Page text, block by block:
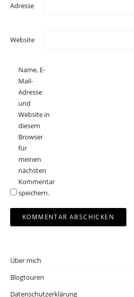
Adresse
Website
Name, E-
Mail-
Adresse
und
Website in
diesem
Browser
für
meinen
nächsten
Kommentar
speichern.
Über mich
Blogtouren
Datenschutzerklärung